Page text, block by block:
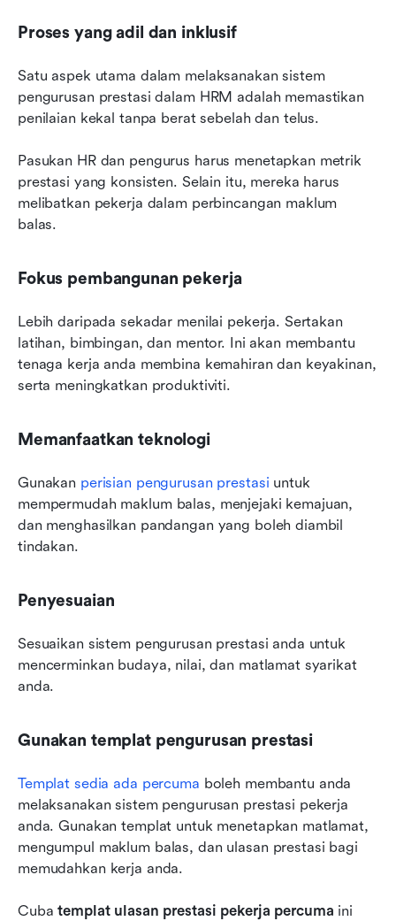
Proses yang adil dan inklusif
Satu aspek utama dalam melaksanakan sistem
pengurusan prestasi dalam HRM adalah memastikan
penilaian kekal tanpa berat sebelah dan telus.
Pasukan HR dan pengurus harus menetapkan metrik
prestasi yang konsisten. Selain itu, mereka harus
melibatkan pekerja dalam perbincangan maklum
balas.
Fokus pembangunan pekerja
Lebih daripada sekadar menilai pekerja. Sertakan
latihan, bimbingan, dan mentor. Ini akan membantu
tenaga kerja anda membina kemahiran dan keyakinan,
serta meningkatkan produktiviti.
Memanfaatkan teknologi
Gunakan perisian pengurusan prestasi untuk
mempermudah maklum balas, menjejaki kemajuan,
dan menghasilkan pandangan yang boleh diambil
tindakan.
Penyesuaian
Sesuaikan sistem pengurusan prestasi anda untuk
mencerminkan budaya, nilai, dan matlamat syarikat
anda.
Gunakan templat pengurusan prestasi
Templat sedia ada percuma boleh membantu anda
melaksanakan sistem pengurusan prestasi pekerja
anda. Gunakan templat untuk menetapkan matlamat,
mengumpul maklum balas, dan ulasan prestasi bagi
memudahkan kerja anda.
Cuba templat ulasan prestasi pekerja percuma ini